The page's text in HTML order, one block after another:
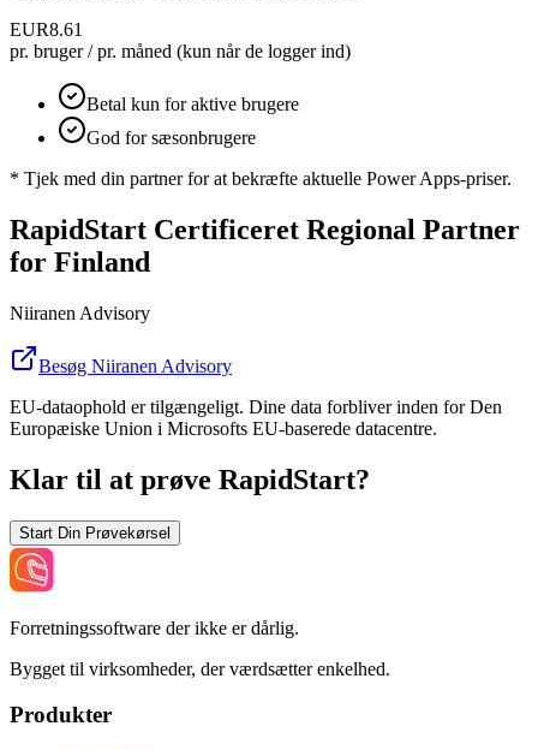
EUR8.61
pr. bruger / pr. måned (kun når de logger ind)
Betal kun for aktive brugere
God for sæsonbrugere
* Tjek med din partner for at bekræfte aktuelle Power Apps-priser.
RapidStart Certificeret Regional Partner
for Finland
Niiranen Advisory
Besøg Niiranen Advisory
EU-dataophold er tilgængeligt. Dine data forbliver inden for Den
Europæiske Union i Microsofts EU-baserede datacentre.
Klar til at prøve RapidStart?
Start Din Prøvekørsel
Forretningssoftware der ikke er dårlig.
Bygget til virksomheder, der værdsætter enkelhed.
Produkter